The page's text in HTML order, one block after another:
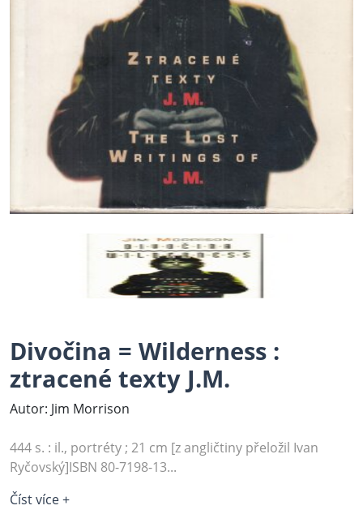
Divočina = Wilderness :
ztracené texty J.M.
Autor: Jim Morrison
444 s. : il., portréty ; 21 cm [z angličtiny přeložil Ivan
Ryčovský]ISBN 80-7198-13...
Číst více +